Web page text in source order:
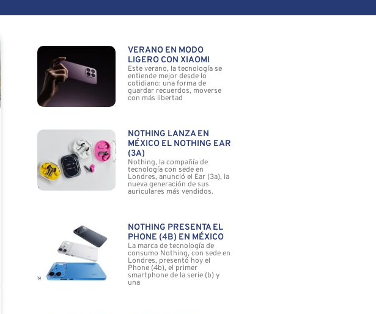
VERANO EN MODO
LIGERO CON XIAOMI
Este verano, la tecnología se
entiende mejor desde lo
cotidiano: una forma de
guardar recuerdos, moverse
con más libertad
NOTHING LANZA EN
MÉXICO EL NOTHING EAR
(3A)
Nothing, la compañía de
tecnología con sede en
Londres, anunció el Ear (3a), la
nueva generación de sus
auriculares más vendidos.
NOTHING PRESENTA EL
PHONE (4B) EN MÉXICO
La marca de tecnología de
consumo Nothing, con sede en
Londres, presentó hoy el
Phone (4b), el primer
smartphone de la serie (b) y
una